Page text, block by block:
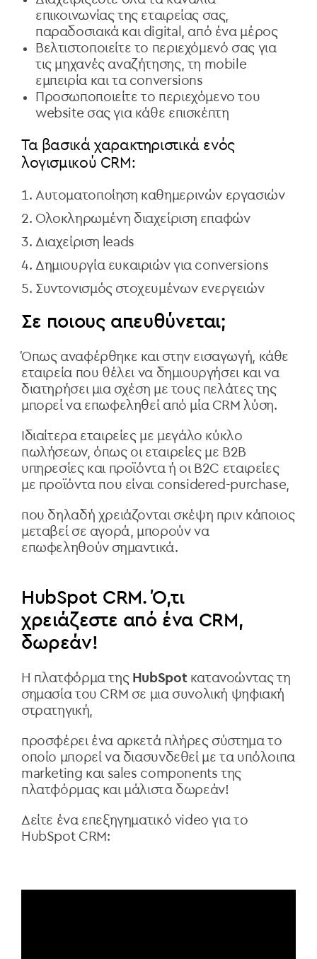
επικοινωνίας της εταιρείας σας,
παραδοσιακά και digital, από ένα μέρος
Βελτιστοποιείτε το περιεχόμενό σας για
τις μηχανές αναζήτησης, τη mobile
εμπειρία και τα conversions
Προσωποποιείτε το περιεχόμενο του
website σας για κάθε επισκέπτη
Τα βασικά χαρακτηριστικά ενός
λογισμικού CRM:
Αυτοματοποίηση καθημερινών εργασιών
Ολοκληρωμένη διαχείριση επαφών
Διαχείριση leads
Δημιουργία ευκαιριών για conversions
Συντονισμός στοχευμένων ενεργειών
Σε ποιους απευθύνεται;
Όπως αναφέρθηκε και στην εισαγωγή, κάθε
εταιρεία που θέλει να δημιουργήσει και να
διατηρήσει μια σχέση με τους πελάτες της
μπορεί να επωφεληθεί από μία CRM λύση.
Ιδιαίτερα εταιρείες με μεγάλο κύκλο
πωλήσεων, όπως οι εταιρείες με B2B
υπηρεσίες και προϊόντα ή οι B2C εταιρείες
με προϊόντα που είναι considered-purchase,
που δηλαδή χρειάζονται σκέψη πριν κάποιος
μεταβεί σε αγορά, μπορούν να
επωφεληθούν σημαντικά.
HubSpot CRM. Ό,τι
χρειάζεστε από ένα CRM,
δωρεάν!
Η πλατφόρμα της HubSpotκατανοώντας τη
σημασία του CRM σε μια συνολική ψηφιακή
στρατηγική,
προσφέρει ένα αρκετά πλήρες σύστημα το
οποίο μπορεί να διασυνδεθεί με τα υπόλοιπα
marketing και sales components της
πλατφόρμας και μάλιστα δωρεάν!
Δείτε ένα επεξηγηματικό video για το
HubSpot CRM: